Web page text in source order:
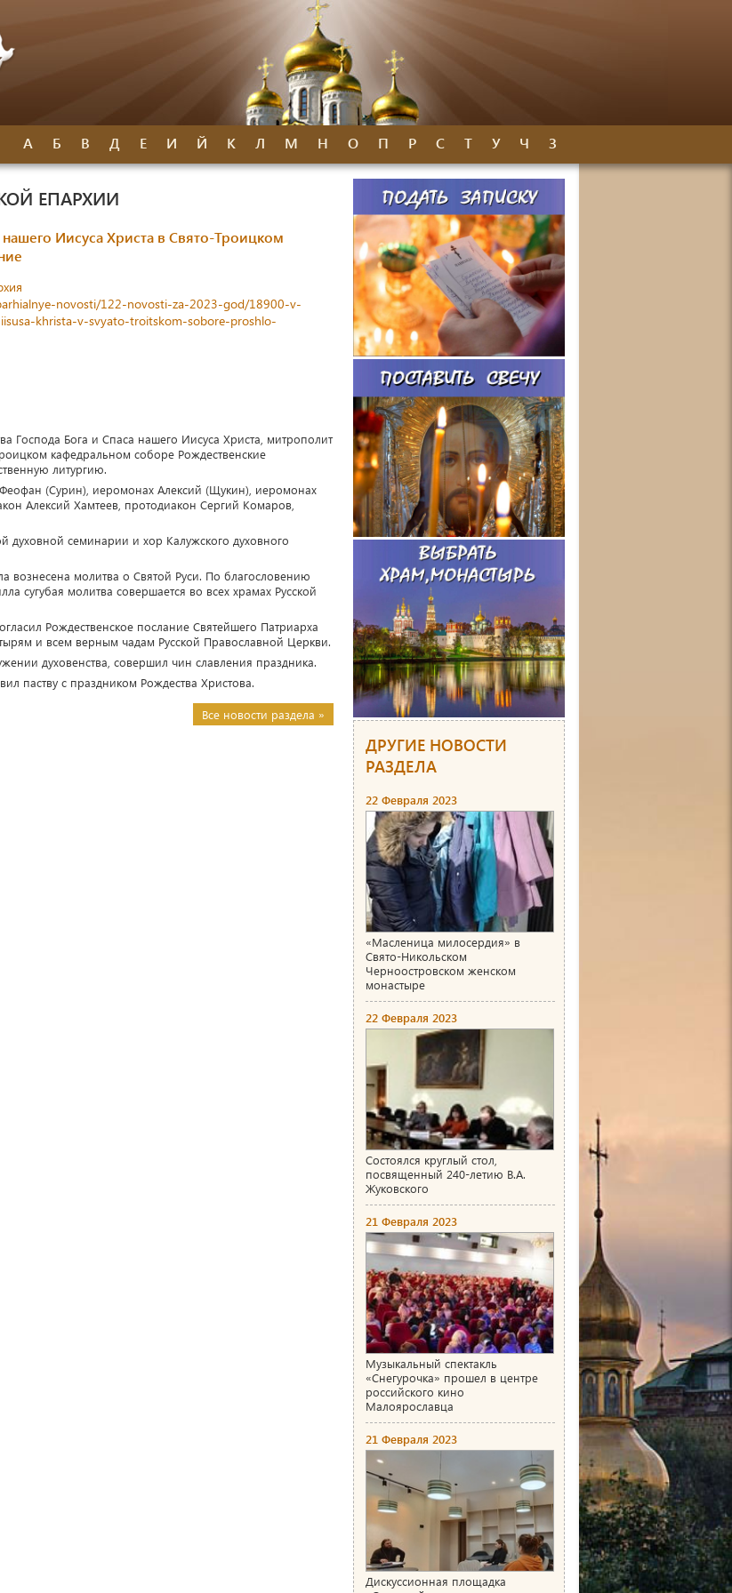
А Б В Д Е И Й К Л М Н О П Р С Т У Ч З
ЕПАРХИИ
Иисуса Христа в Свято-Троицком
novosti/122-novosti-za-2023-god/18900-v-
khrista-v-svyato-troitskom-sobore-proshlo-
Господа Бога и Спаса нашего Иисуса Христа, митрополит
кафедральном соборе Рождественские
литургию.
(Сурин), иеромонах Алексий (Щукин), иеромонах
Алексий Хамтеев, протодиакон Сергий Комаров,
духовной семинарии и хор Калужского духовного
вознесена молитва о Святой Руси. По благословению
сугубая молитва совершается во всех храмах Русской
Рождественское послание Святейшего Патриарха
и всем верным чадам Русской Православной Церкви.
духовенства, совершил чин славления праздника.
паству с праздником Рождества Христова.
Все новости раздела »
ДРУГИЕ НОВОСТИ
РАЗДЕЛА
22 Февраля 2023
«Масленица милосердия» в
Свято-Никольском
Черноостровском женском
монастыре
22 Февраля 2023
Состоялся круглый стол,
посвященный 240-летию В.А.
Жуковского
21 Февраля 2023
Музыкальный спектакль
«Снегурочка» прошел в центре
российского кино
Малоярославца
21 Февраля 2023
Дискуссионная площадка